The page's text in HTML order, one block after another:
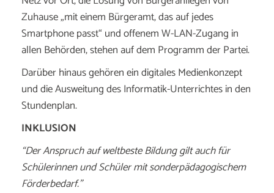
Zuhause „mit einem Bürgeramt, das auf jedes
Smartphone passt“ und offenem W-LAN-Zugang in
allen Behörden, stehen auf dem Programm der Partei.
Darüber hinaus gehören ein digitales Medienkonzept
und die Ausweitung des Informatik-Unterrichtes in den
Stundenplan.
INKLUSION
“Der Anspruch auf weltbeste Bildung gilt auch für
Schülerinnen und Schüler mit sonderpädagogischem
Förderbedarf.”